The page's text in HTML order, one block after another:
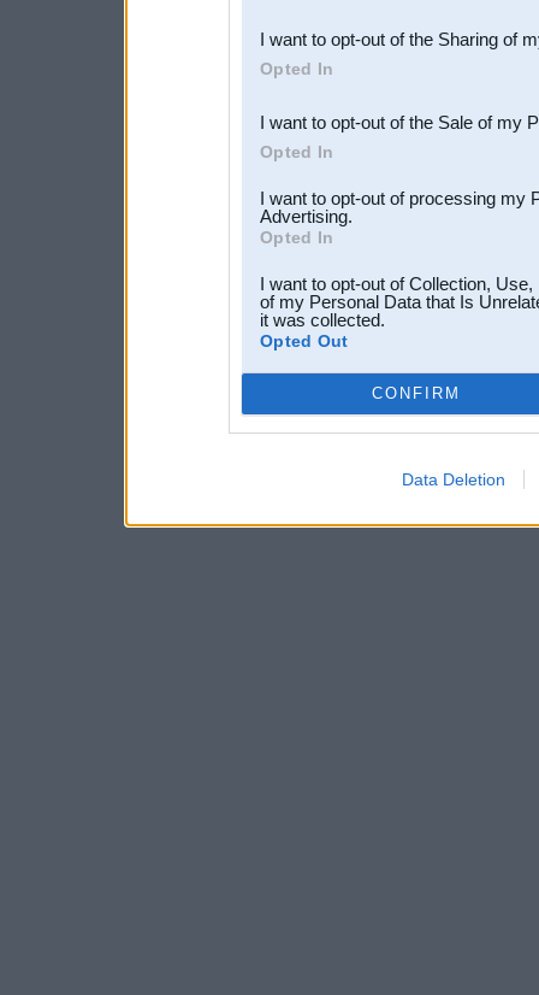
Downstream Participants
third parties.
I want to opt-out of the Sharing of
Opted In
I want to opt-out of the Sale of my
Opted In
I want to opt-out of processing my
Advertising.
Opted In
I want to opt-out of Collection,
of my Personal Data that Is
it was collected.
Opted Out
CONFIRM
Data Deletion